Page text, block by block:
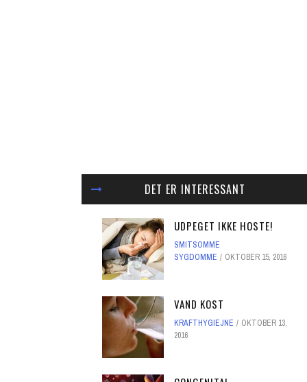
DET ER INTERESSANT
UDPEGET IKKE HOSTE!
SMITSOMME
SYGDOMME
OKTOBER 15, 2016
VAND KOST
KRAFTHYGIEJNE
OKTOBER 13,
2016